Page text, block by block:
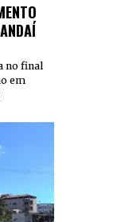
no final
em